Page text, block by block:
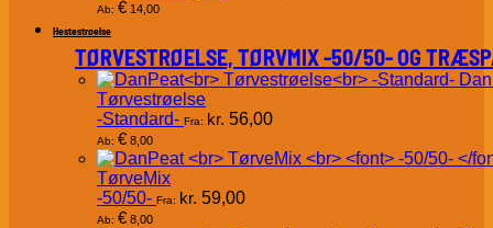
Ab: € 14,00
Hestestrøelse
TØRVESTRØELSE, TØRVMIX -50/50- OG
Tørvestrøelse
-Standard- Fra: kr. 56,00
Ab: € 8,00
TørveMix
-50/50- Fra: kr. 59,00
Ab: € 8,00